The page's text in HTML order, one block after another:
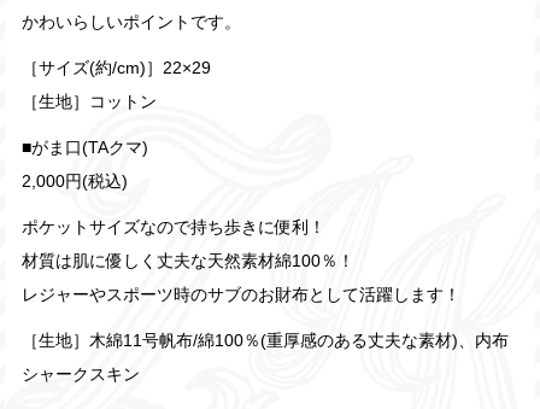
かわいらしいポイントです。
［サイズ(約/cm)］22×29
［生地］コットン
■がま口(TAクマ)
2,000円(税込)
ポケットサイズなので持ち歩きに便利！
材質は肌に優しく丈夫な天然素材綿100％！
レジャーやスポーツ時のサブのお財布として活躍します！
［生地］木綿11号帆布/綿100％(重厚感のある丈夫な素材)、内布
シャークスキン